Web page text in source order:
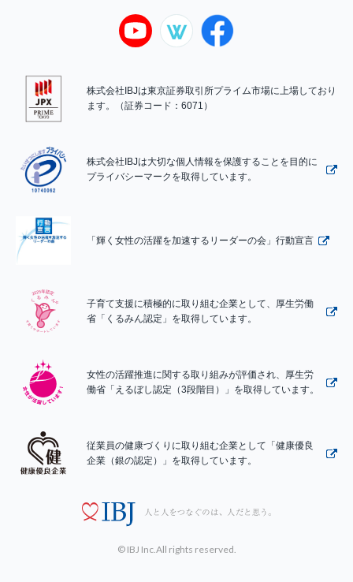
株式会社IBJは東京証券取引所プライム市場に上場しており
ます。（証券コード：6071）
株式会社IBJは大切な個人情報を保護することを目的に
プライバシーマークを取得しています。
「輝く女性の活躍を加速するリーダーの会」行動宣言
子育て支援に積極的に取り組む企業として、厚生労働
省「くるみん認定」を取得しています。
女性の活躍推進に関する取り組みが評価され、厚生労
働省「えるぼし認定（3段階目）」を取得しています。
従業員の健康づくりに取り組む企業として「健康優良
企業（銀の認定）」を取得しています。
© IBJ Inc.All rights reserved.